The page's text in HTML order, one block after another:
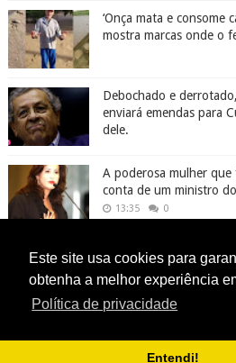
Este site usa cookies para
obtenha a melhor experiência
Política de privacidade
Entendi!
‘Onça mata e consome
mostra marcas onde o
Debochado e
enviará emendas para
dele.
A poderosa mulher que
conta de um ministro
13:35 0